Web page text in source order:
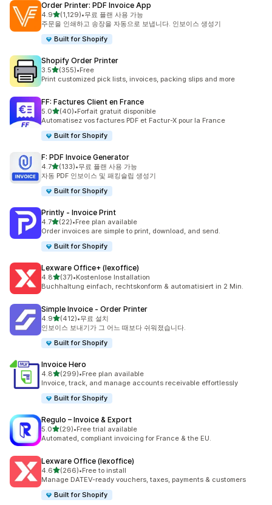
Order Printer: PDF Invoice App
4.9별 5개 중
(1,129)
총 리뷰 1129개
•무료 플랜 사용 가능
주문을 인쇄하고 송장을 자동으로 보냅니다. 인보이스 생성기
Built for Shopify
Shopify Order Printer
3.5별 5개 중
(355)
총 리뷰 355개
•Free
Print customized pick lists, invoices, packing slips and more
FF: Factures Client en France
5.0별 5개 중
(40)
총 리뷰 40개
•Forfait gratuit disponible
Automatisez vos factures PDF et Factur-X pour la France
Built for Shopify
F: PDF Invoice Generator
4.7별 5개 중
(133)
총 리뷰 133개
•무료 플랜 사용 가능
자동 PDF 인보이스 및 패킹슬립 생성기
Built for Shopify
Printly ‑ Invoice Print
4.7별 5개 중
(22)
총 리뷰 22개
•Free plan available
Order invoices are simple to print, download, and send.
Built for Shopify
Lexware Office+ (lexoffice)
4.8별 5개 중
(37)
총 리뷰 37개
•Kostenlose Installation
Buchhaltung einfach, rechtskonform & automatisiert in 2 Min.
Simple Invoice ‑ Order Printer
4.9별 5개 중
(412)
총 리뷰 412개
•무료 설치
인보이스 보내기가 그 어느 때보다 쉬워졌습니다.
Built for Shopify
Invoice Hero
4.8별 5개 중
(299)
총 리뷰 299개
•Free plan available
Invoice, track, and manage accounts receivable effortlessly
Built for Shopify
Regulo – Invoice & Export
5.0별 5개 중
(29)
총 리뷰 29개
•Free trial available
Automated, compliant invoicing for France & the EU.
Lexware Office (lexoffice)
4.6별 5개 중
(266)
총 리뷰 266개
•Free to install
Manage DATEV-ready vouchers, taxes, payments & customers
Built for Shopify